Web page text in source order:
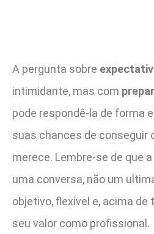
A pergunta sobre
intimidante, mas com
pode respondê-la de forma
suas chances de conseguir
merece. Lembre-se de que
uma conversa, não um
objetivo, flexível e, acima de
seu valor como profissional.